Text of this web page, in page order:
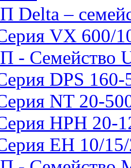
Delta –
VX 600/
- Семейство
DPS
NT 20-
HPH 20-
EH 10/